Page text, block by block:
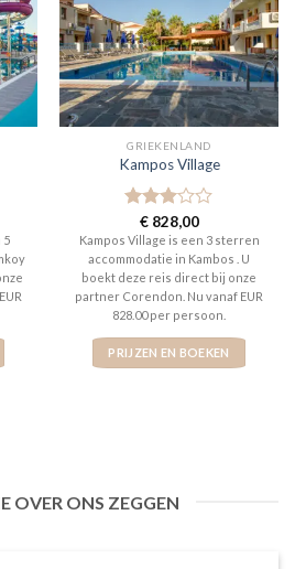
5
GRIEKENLAND
Kampos Village
Gewaardeerd
3uit 5
€828,00
Kampos Village is een 3 sterren
accommodatie in Kambos . U
boekt deze reis direct bij onze
partner Corendon. Nu vanaf EUR
828.00 per persoon.
PRIJZEN EN BOEKEN
OVER ONS ZEGGEN